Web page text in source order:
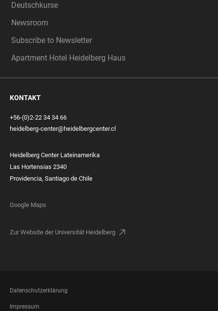
Deutschkurse
Newsroom
Subscribe to Newsletter
Apartment Hotel Heidelberg Haus
KONTAKT
+56-(0)2-22 34 34 66
heidelberg-center@heidelbergcenter.cl
Heidelberg Center Lateinamerika
Las Hortensias 2340
Providencia, Santiago de Chile
Google Maps
Zur Website der Universität Heidelberg
FOOTER
LEGAL
Datenschutzerklärung
Impressum